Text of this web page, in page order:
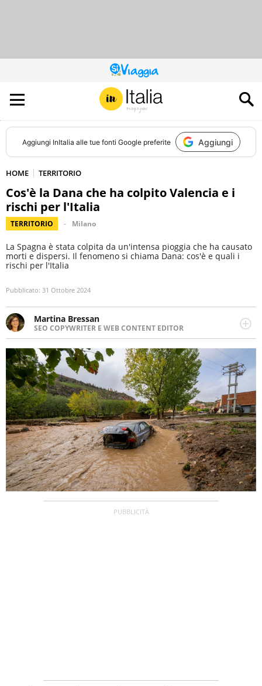
QUESTO
SITO
CONTRIBUISCE
ALL’AUDIENCE
DI
Aggiungi InItalia alle tue fonti Google preferite Aggiungi
HOME TERRITORIO
Cos'è la Dana che ha colpito Valencia e i
rischi per l'Italia
TERRITORIO Milano
La Spagna è stata colpita da un'intensa pioggia che ha causato
morti e dispersi. Il fenomeno si chiama Dana: cos'è e quali i
rischi per l'Italia
Pubblicato: 31 Ottobre 2024
Martina Bressan
SEO COPYWRITER E WEB CONTENT EDITOR
Appassionata di viaggi, di trail running e di yoga, ama
scoprire nuovi posti e nuove culture. Curiosa,
determinata e intraprendente adora leggere ma
soprattutto scrivere.